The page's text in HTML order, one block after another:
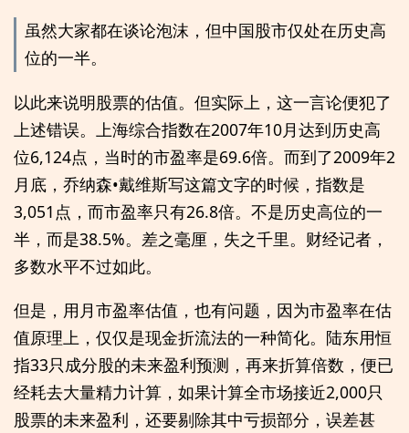
虽然大家都在谈论泡沫，但中国股市仅处在历史高
位的一半。
以此来说明股票的估值。但实际上，这一言论便犯了
上述错误。上海综合指数在2007年10月达到历史高
位6,124点，当时的市盈率是69.6倍。而到了2009年2
月底，乔纳森•戴维斯写这篇文字的时候，指数是
3,051点，而市盈率只有26.8倍。不是历史高位的一
半，而是38.5%。差之毫厘，失之千里。财经记者，
多数水平不过如此。
但是，用月市盈率估值，也有问题，因为市盈率在估
值原理上，仅仅是现金折流法的一种简化。陆东用恒
指33只成分股的未来盈利预测，再来折算倍数，便已
经耗去大量精力计算，如果计算全市场接近2,000只
股票的未来盈利，还要剔除其中亏损部分，误差甚